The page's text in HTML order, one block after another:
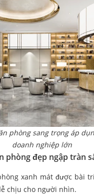
phòng sang trọng áp
doanh nghiệp lớn
phòng đẹp ngập tràn
xanh mát được bài
chịu cho người nhìn.